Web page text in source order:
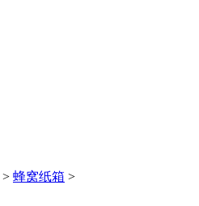
> 蜂窝纸箱 >